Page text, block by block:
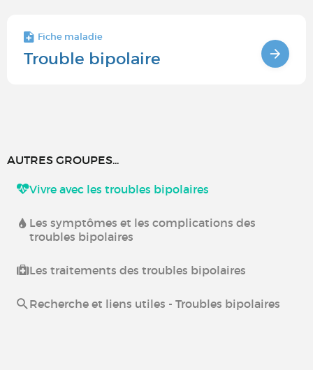
Fiche maladie
Trouble bipolaire
AUTRES GROUPES...
Vivre avec les troubles bipolaires
Les symptômes et les complications des
troubles bipolaires
Les traitements des troubles bipolaires
Recherche et liens utiles - Troubles bipolaires